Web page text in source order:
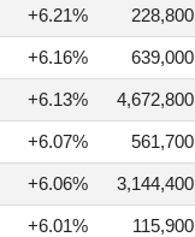
+6.21% 228,800
+6.16% 639,000
+6.13% 4,672,800
+6.07% 561,700
+6.06% 3,144,400
+6.01% 115,900